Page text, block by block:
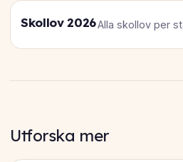
Skollov 2026Alla skollov per
Utforska mer